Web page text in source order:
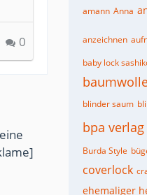
0
amann Anna
anzeichnen
baby lock
blinder saum
bpa verlag
Burda Style
coverlock
ehemaliger